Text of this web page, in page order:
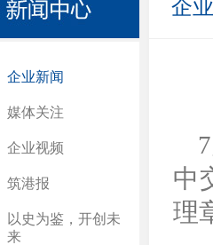
企业新闻
媒体关注
企业视频
筑港报
以史为鉴，开创未
来
企
中
理